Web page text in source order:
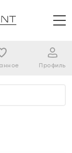
Профиль